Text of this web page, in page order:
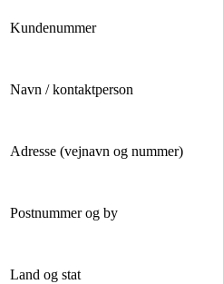
Kundenummer
Navn / kontaktperson
Adresse (vejnavn og nummer)
Postnummer og by
Land og stat